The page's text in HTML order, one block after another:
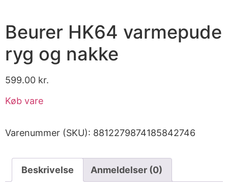
Beurer HK64 varmepude
ryg og nakke
599.00 kr.
Køb vare
Varenummer (SKU): 8812279874185842746
Beskrivelse Anmeldelser (0)